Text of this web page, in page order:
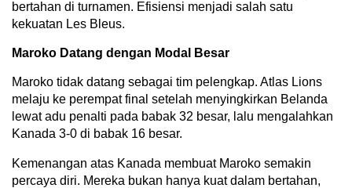
bertahan di turnamen. Efisiensi menjadi salah satu
kekuatan Les Bleus.
Maroko Datang dengan Modal Besar
Maroko tidak datang sebagai tim pelengkap. Atlas Lions
melaju ke perempat final setelah menyingkirkan Belanda
lewat adu penalti pada babak 32 besar, lalu mengalahkan
Kanada 3-0 di babak 16 besar.
Kemenangan atas Kanada membuat Maroko semakin
percaya diri. Mereka bukan hanya kuat dalam bertahan,